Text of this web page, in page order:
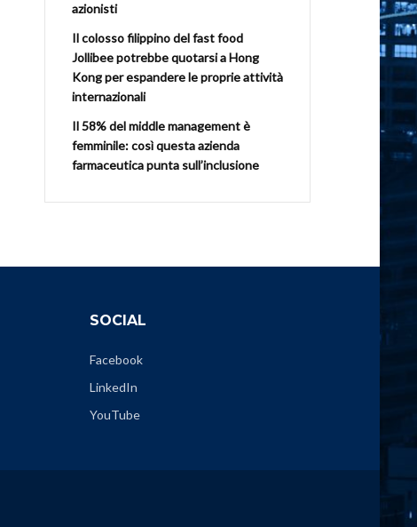
azionisti
Il colosso filippino del fast food
Jollibee potrebbe quotarsi a Hong
Kong per espandere le proprie attività
internazionali
Il 58% del middle management è
femminile: così questa azienda
farmaceutica punta sull’inclusione
SOCIAL
Facebook
LinkedIn
YouTube